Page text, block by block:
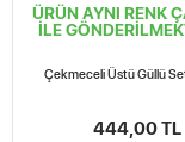
ÜRÜN AYNI RENK
İLE
Çekmeceli Üstü Güllü
444,00 TL